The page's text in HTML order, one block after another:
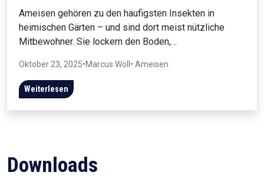
Ameisen gehören zu den häufigsten Insekten in
heimischen Gärten – und sind dort meist nützliche
Mitbewohner. Sie lockern den Boden,…
Oktober 23, 2025•Marcus Wöll• Ameisen
Weiterlesen
Downloads